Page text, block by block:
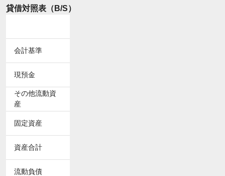
貸借対照表（B/S）
会計基準
現預金
その他流動資
産
固定資産
資産合計
流動負債